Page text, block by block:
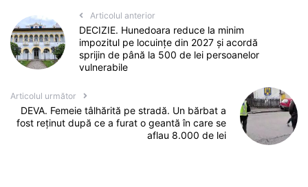
Articolul anterior
DECIZIE. Hunedoara reduce la minim
impozitul pe locuințe din 2027 și acordă
sprijin de până la 500 de lei persoanelor
vulnerabile
Articolul următor
DEVA. Femeie tâlhărită pe stradă. Un bărbat a
fost reținut după ce a furat o geantă în care se
aflau 8.000 de lei